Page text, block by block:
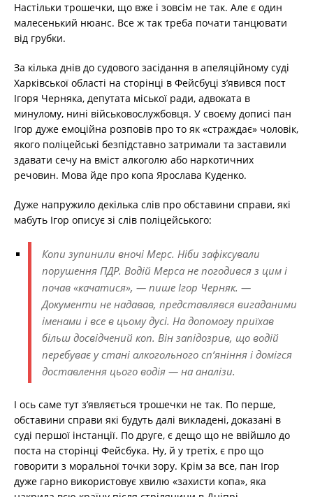
Настільки трошечки, що вже і зовсім не так. Але є один
малесенький нюанс. Все ж так треба почати танцювати
від грубки.
За кілька днів до судового засідання в апеляційному суді
Харківської області на сторінці в Фейсбуці з’явився пост
Ігоря Черняка, депутата міської ради, адвоката в
минулому, нині військовослужбовця. У своєму дописі пан
Ігор дуже емоційна розповів про то як «страждає» чоловік,
якого поліцейські безпідставно затримали та заставили
здавати сечу на вміст алкоголю або наркотичних
речовин. Мова йде про копа Ярослава Куденко.
Дуже напружило декілька слів про обставини справи, які
мабуть Ігор описує зі слів поліцейського:
Копи зупинили вночі Мерс. Ніби зафіксували
порушення ПДР. Водій Мерса не погодився з цим і
почав «качатися», — пише Ігор Черняк. —
Документи не надавав, представлявся вигаданими
іменами і все в цьому дусі. На допомогу приїхав
більш досвідчений коп. Він запідозрив, що водій
перебуває у стані алкогольного сп‘яніння і домігся
доставлення цього водія — на аналізи.
І ось саме тут з’являється трошечки не так. По перше,
обставини справи які будуть далі викладені, доказані в
суді першої інстанції. По друге, є дещо що не ввійшло до
поста на сторінці Фейсбука. Ну, й у третіх, є про що
говорити з моральної точки зору. Крім за все, пан Ігор
дуже гарно використовує хвилю «захисти копа», яка